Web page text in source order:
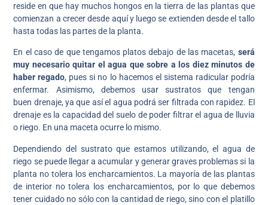
reside en que hay muchos hongos en la tierra de las plantas que
comienzan a crecer desde aquí y luego se extienden desde el tallo
hasta todas las partes de la planta.
En el caso de que tengamos platos debajo de las macetas, será
muy necesario quitar el agua que sobre a los diez minutos de
haber regado, pues si no lo hacemos el sistema radicular podría
enfermar. Asimismo, debemos usar sustratos que tengan
buen drenaje, ya que así el agua podrá ser filtrada con rapidez. El
drenaje es la capacidad del suelo de poder filtrar el agua de lluvia
o riego. En una maceta ocurre lo mismo.
Dependiendo del sustrato que estamos utilizando, el agua de
riego se puede llegar a acumular y generar graves problemas si la
planta no tolera los encharcamientos. La mayoría de las plantas
de interior no tolera los encharcamientos, por lo que debemos
tener cuidado no sólo con la cantidad de riego, sino con el platillo